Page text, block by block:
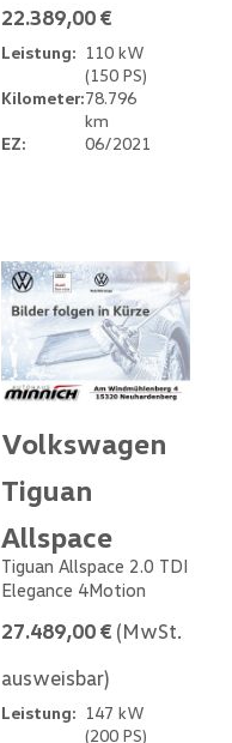
22.389,00 €
Leistung: 110 kW
(150 PS)
Kilometer:78.796
km
EZ:
06/2021
Volkswagen
Tiguan
Allspace
Tiguan Allspace 2.0 TDI
Elegance 4Motion
27.489,00 € (MwSt.
ausweisbar)
Leistung: 147 kW
(200 PS)